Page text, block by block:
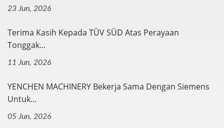
23 Jun, 2026
Terima Kasih Kepada TÜV SÜD Atas Perayaan
Tonggak...
11 Jun, 2026
YENCHEN MACHINERY Bekerja Sama Dengan Siemens
Untuk...
05 Jun, 2026